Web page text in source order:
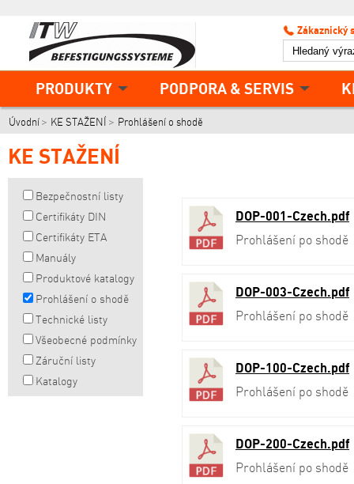
PRODUKTY PODPORA & SERVIS
Zákaznický
Úvodní KE STAŽENÍ Prohlášení o shodě
KE STAŽENÍ
Bezpečnostní listy
Certifikáty DIN
Certifikáty ETA
Manuály
Produktové katalogy
Prohlášení o shodě
Technické listy
Všeobecné podmínky
Záruční listy
Katalogy
DOP-001-Czech.pdf
Prohlášení po shodě
DOP-003-Czech.pdf
Prohlášení po shodě
DOP-100-Czech.pdf
Prohlášení po shodě
DOP-200-Czech.pdf
Prohlášení po shodě